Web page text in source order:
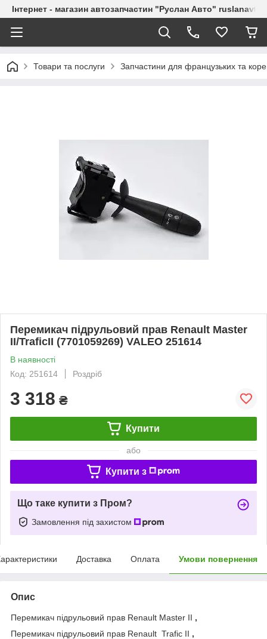
Інтернет - магазин автозапчастин "Руслан Авто"
Товари та послуги Запчастини для французьких та
Перемикач підрульовий прав Renault Master
II/TraficII (7701059269) VALEO 251614
В наявності
Код: 251614
Роздріб
3 318 ₴
Купити
або
Купити з
Що таке купити з Пром?
Замовлення під захистом
Доставка Оплата Умови повернення
Опис
Перемикач підрульовий прав Renault Master II ,
Перемикач підрульовий прав Renault Trafic II ,